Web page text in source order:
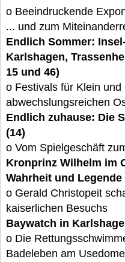
o Beeindruckende
... und zum
Endlich Sommer:
Karlshagen,
15 und 46)
o Festivals für Klein
abwechslungsreichen
Endlich zuhause: Die
(14)
o Vom Spielgeschäft
Kronprinz Wilhelm im
Wahrheit und Legende
o Gerald Christopeit
kaiserlichen Besuchs
Baywatch in
o Die
Badeleben am